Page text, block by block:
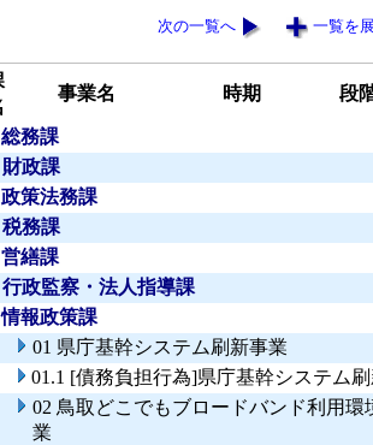
次の一覧へ 一覧を
事業名 時期 段
総務課
財政課
政策法務課
税務課
営繕課
行政監察・法人指導課
情報政策課
01 県庁基幹システム刷新事業
01.1 [債務負担行為]県庁基幹システム
02 鳥取どこでもブロードバンド利用環
業